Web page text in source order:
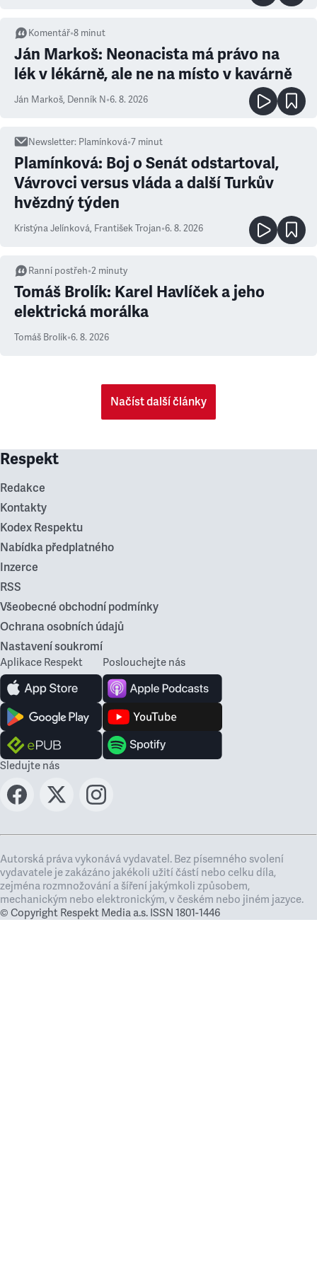
Komentář•8 minut
Ján Markoš: Neonacista má právo na
lék v lékárně, ale ne na místo v kavárně
Ján Markoš, Denník N•6. 8. 2026
Newsletter: Plamínková•7 minut
Plamínková: Boj o Senát odstartoval,
Vávrovci versus vláda a další Turkův
hvězdný týden
Kristýna Jelínková, František Trojan•6. 8. 2026
Ranní postřeh•2 minuty
Tomáš Brolík: Karel Havlíček a jeho
elektrická morálka
Tomáš Brolík•6. 8. 2026
Načíst další články
Respekt
Redakce
Kontakty
Kodex Respektu
Nabídka předplatného
Inzerce
RSS
Všeobecné obchodní podmínky
Ochrana osobních údajů
Nastavení soukromí
Aplikace Respekt Poslouchejte nás
Sledujte nás
Autorská práva vykonává vydavatel. Bez písemného svolení
vydavatele je zakázáno jakékoli užití částí nebo celku díla,
zejména rozmnožování a šíření jakýmkoli způsobem,
mechanickým nebo elektronickým, v českém nebo jiném jazyce.
© Copyright Respekt Media a.s. ISSN 1801-1446